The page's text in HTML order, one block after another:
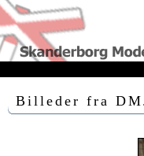
Billeder fra